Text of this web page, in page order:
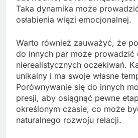
Taka dynamika może
osłabienia więzi emocjonalnej.
Warto również zauważyć, że
do innych par może prowadzić
nierealistycznych oczekiwań.
unikalny i ma swoje własne
Porównywanie się do innych
presji, aby osiągnąć pewne
określonym czasie, co może
naturalnego rozwoju relacji.